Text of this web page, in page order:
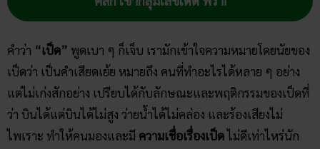
คำว่า “เป็ด” พูดเบา ๆ ก็เจ็บ เรามักเข้าใจความหมายโดยนัยของ
เป็ดว่า เป็นคำเสียดเย้ย หมายถึง คนที่ทำอะไรได้หลาย ๆ อย่าง
แต่ไม่เก่งสักอย่าง เปรียบได้กับลักษณะและพฤติกรรมของเป็ดที่
ว่า บินได้แต่บินได้ไม่สูง ว่ายน้ำได้ไม่คล่อง และร้องเสียงไม่
ไพเราะ ทำให้คนมองและมี ความเชื่อเรื่องเป็ดไม่ดีเท่าไหร่นัก